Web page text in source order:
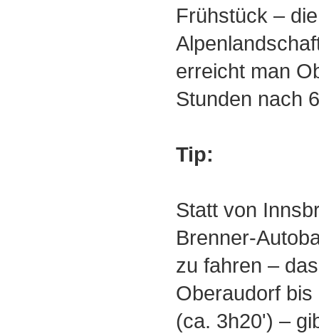
Frühstück ‒
erreicht man
Stunden nach
Tip:
Statt von
Brenner-
zu fahren ‒
Oberaudorf
(ca. 3h20') ‒